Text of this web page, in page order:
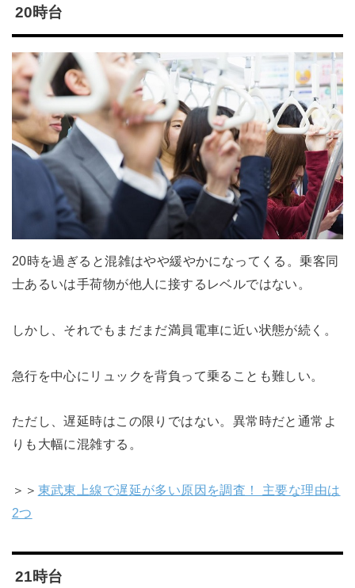
20時台
20時を過ぎると混雑はやや緩やかになってくる。乗客同
士あるいは手荷物が他人に接するレベルではない。
しかし、それでもまだまだ満員電車に近い状態が続く。
急行を中心にリュックを背負って乗ることも難しい。
ただし、遅延時はこの限りではない。異常時だと通常よ
りも大幅に混雑する。
＞＞ 東武東上線で遅延が多い原因を調査！ 主要な理由は
2つ
21時台